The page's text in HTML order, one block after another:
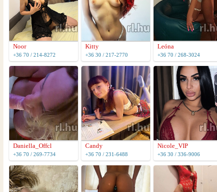
Noor
+36 70 / 214-8272
Kitty
+36 30 / 217-2770
Leóna
+36 70 / 268-3024
Daniella_Offcl
+36 70 / 269-7734
Candy
+36 70 / 231-6488
Nicole_VIP
+36 30 / 336-9006